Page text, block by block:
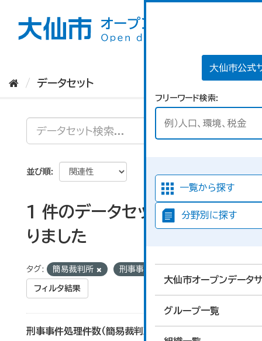
大仙市公式
フリーワード検索
一覧から探す
分野別に探す
大仙市オープンデータ
グループ一覧
データセット
並び順
1 件のデータセットが見つか
りました
タグ: 簡易裁判所 刑事事件
フィルタ結果
刑事事件処理件数（簡易裁判所）